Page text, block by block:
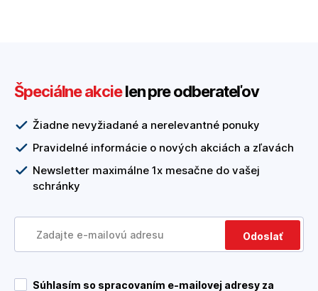
Špeciálne akcielen pre odberateľov
Žiadne nevyžiadané a nerelevantné ponuky
Pravidelné informácie o nových akciách a zľavách
Newsletter maximálne 1x mesačne do vašej
schránky
Odoslať
Súhlasím so spracovaním e-mailovej adresy za